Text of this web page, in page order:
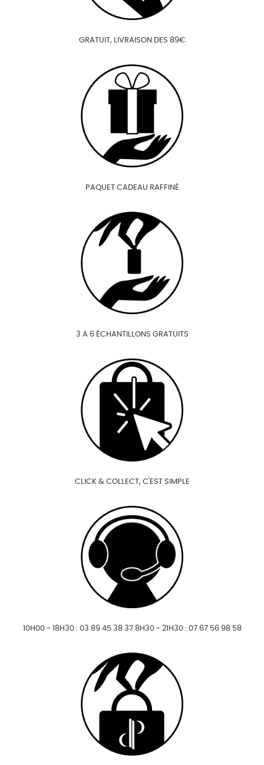
GRATUIT, LIVRAISON DES 89€
PAQUET CADEAU RAFFINÉ
3 A 6 ÉCHANTILLONS GRATUITS
CLICK & COLLECT, C'EST SIMPLE
10H00 - 18H30 : 03 89 45 38 37 8H30 - 21H30 : 07 67 56 98 58